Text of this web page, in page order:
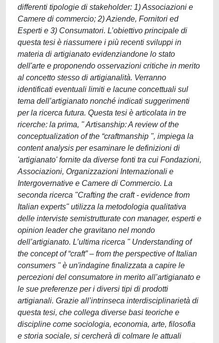
differenti tipologie di stakeholder: 1) Associazioni e
Camere di commercio; 2) Aziende, Fornitori ed
Esperti e 3) Consumatori. L’obiettivo principale di
questa tesi è riassumere i più recenti sviluppi in
materia di artigianato evidenziandone lo stato
dell'arte e proponendo osservazioni critiche in merito
al concetto stesso di artigianalità. Verranno
identificati eventuali limiti e lacune concettuali sul
tema dell’artigianato nonché indicati suggerimenti
per la ricerca futura. Questa tesi è articolata in tre
ricerche: la prima, " Artisanship: A review of the
conceptualization of the “craftmanship ", impiega la
content analysis per esaminare le definizioni di
'artigianato' fornite da diverse fonti tra cui Fondazioni,
Associazioni, Organizzazioni Internazionali e
Intergovernative e Camere di Commercio. La
seconda ricerca "Crafting the craft - evidence from
Italian experts" utilizza la metodologia qualitativa
delle interviste semistrutturate con manager, esperti e
opinion leader che gravitano nel mondo
dell’artigianato. L’ultima ricerca " Understanding of
the concept of “craft” – from the perspective of Italian
consumers " è un'indagine finalizzata a capire le
percezioni del consumatore in merito all’artigianato e
le sue preferenze per i diversi tipi di prodotti
artigianali. Grazie all’intrinseca interdisciplinarietà di
questa tesi, che collega diverse basi teoriche e
discipline come sociologia, economia, arte, filosofia
e storia sociale, si cercherà di colmare le attuali